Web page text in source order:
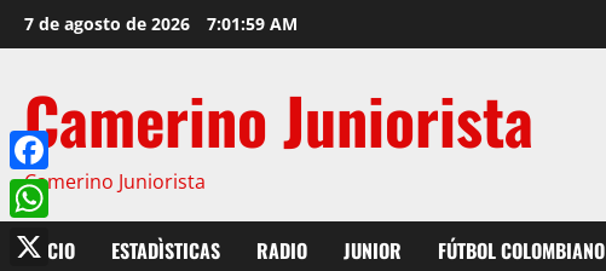
Saltar
al
7 de agosto de 2026 7:02:00 AM
Camerino Juniorista
Camerino Juniorista
INICIO ESTADÌSTICAS RADIO JUNIOR FÚTBOL COLOMBIANO
Facebook
WhatsApp